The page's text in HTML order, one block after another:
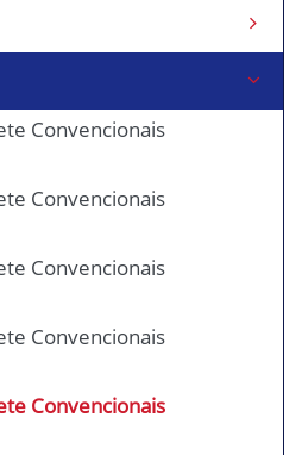
Convencionais
Convencionais
Convencionais
Convencionais
Convencionais